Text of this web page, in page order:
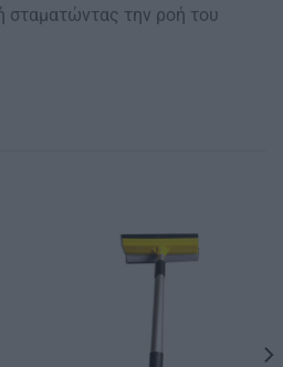
σταματώντας την ροή του